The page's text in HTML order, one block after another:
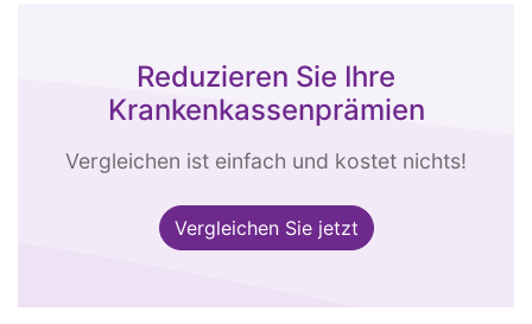
Reduzieren Sie Ihre
Krankenkassenprämien
Vergleichen ist einfach und kostet nichts!
Vergleichen Sie jetzt